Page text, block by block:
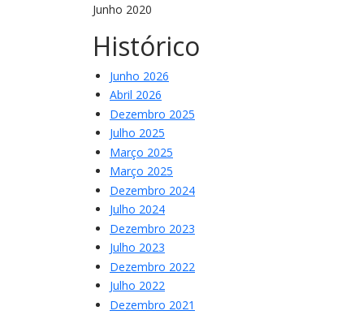
Junho 2020
Histórico
Junho 2026
Abril 2026
Dezembro 2025
Julho 2025
Março 2025
Março 2025
Dezembro 2024
Julho 2024
Dezembro 2023
Julho 2023
Dezembro 2022
Julho 2022
Dezembro 2021